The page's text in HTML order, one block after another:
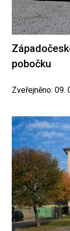
pobočku
Zveřejněno: 09.